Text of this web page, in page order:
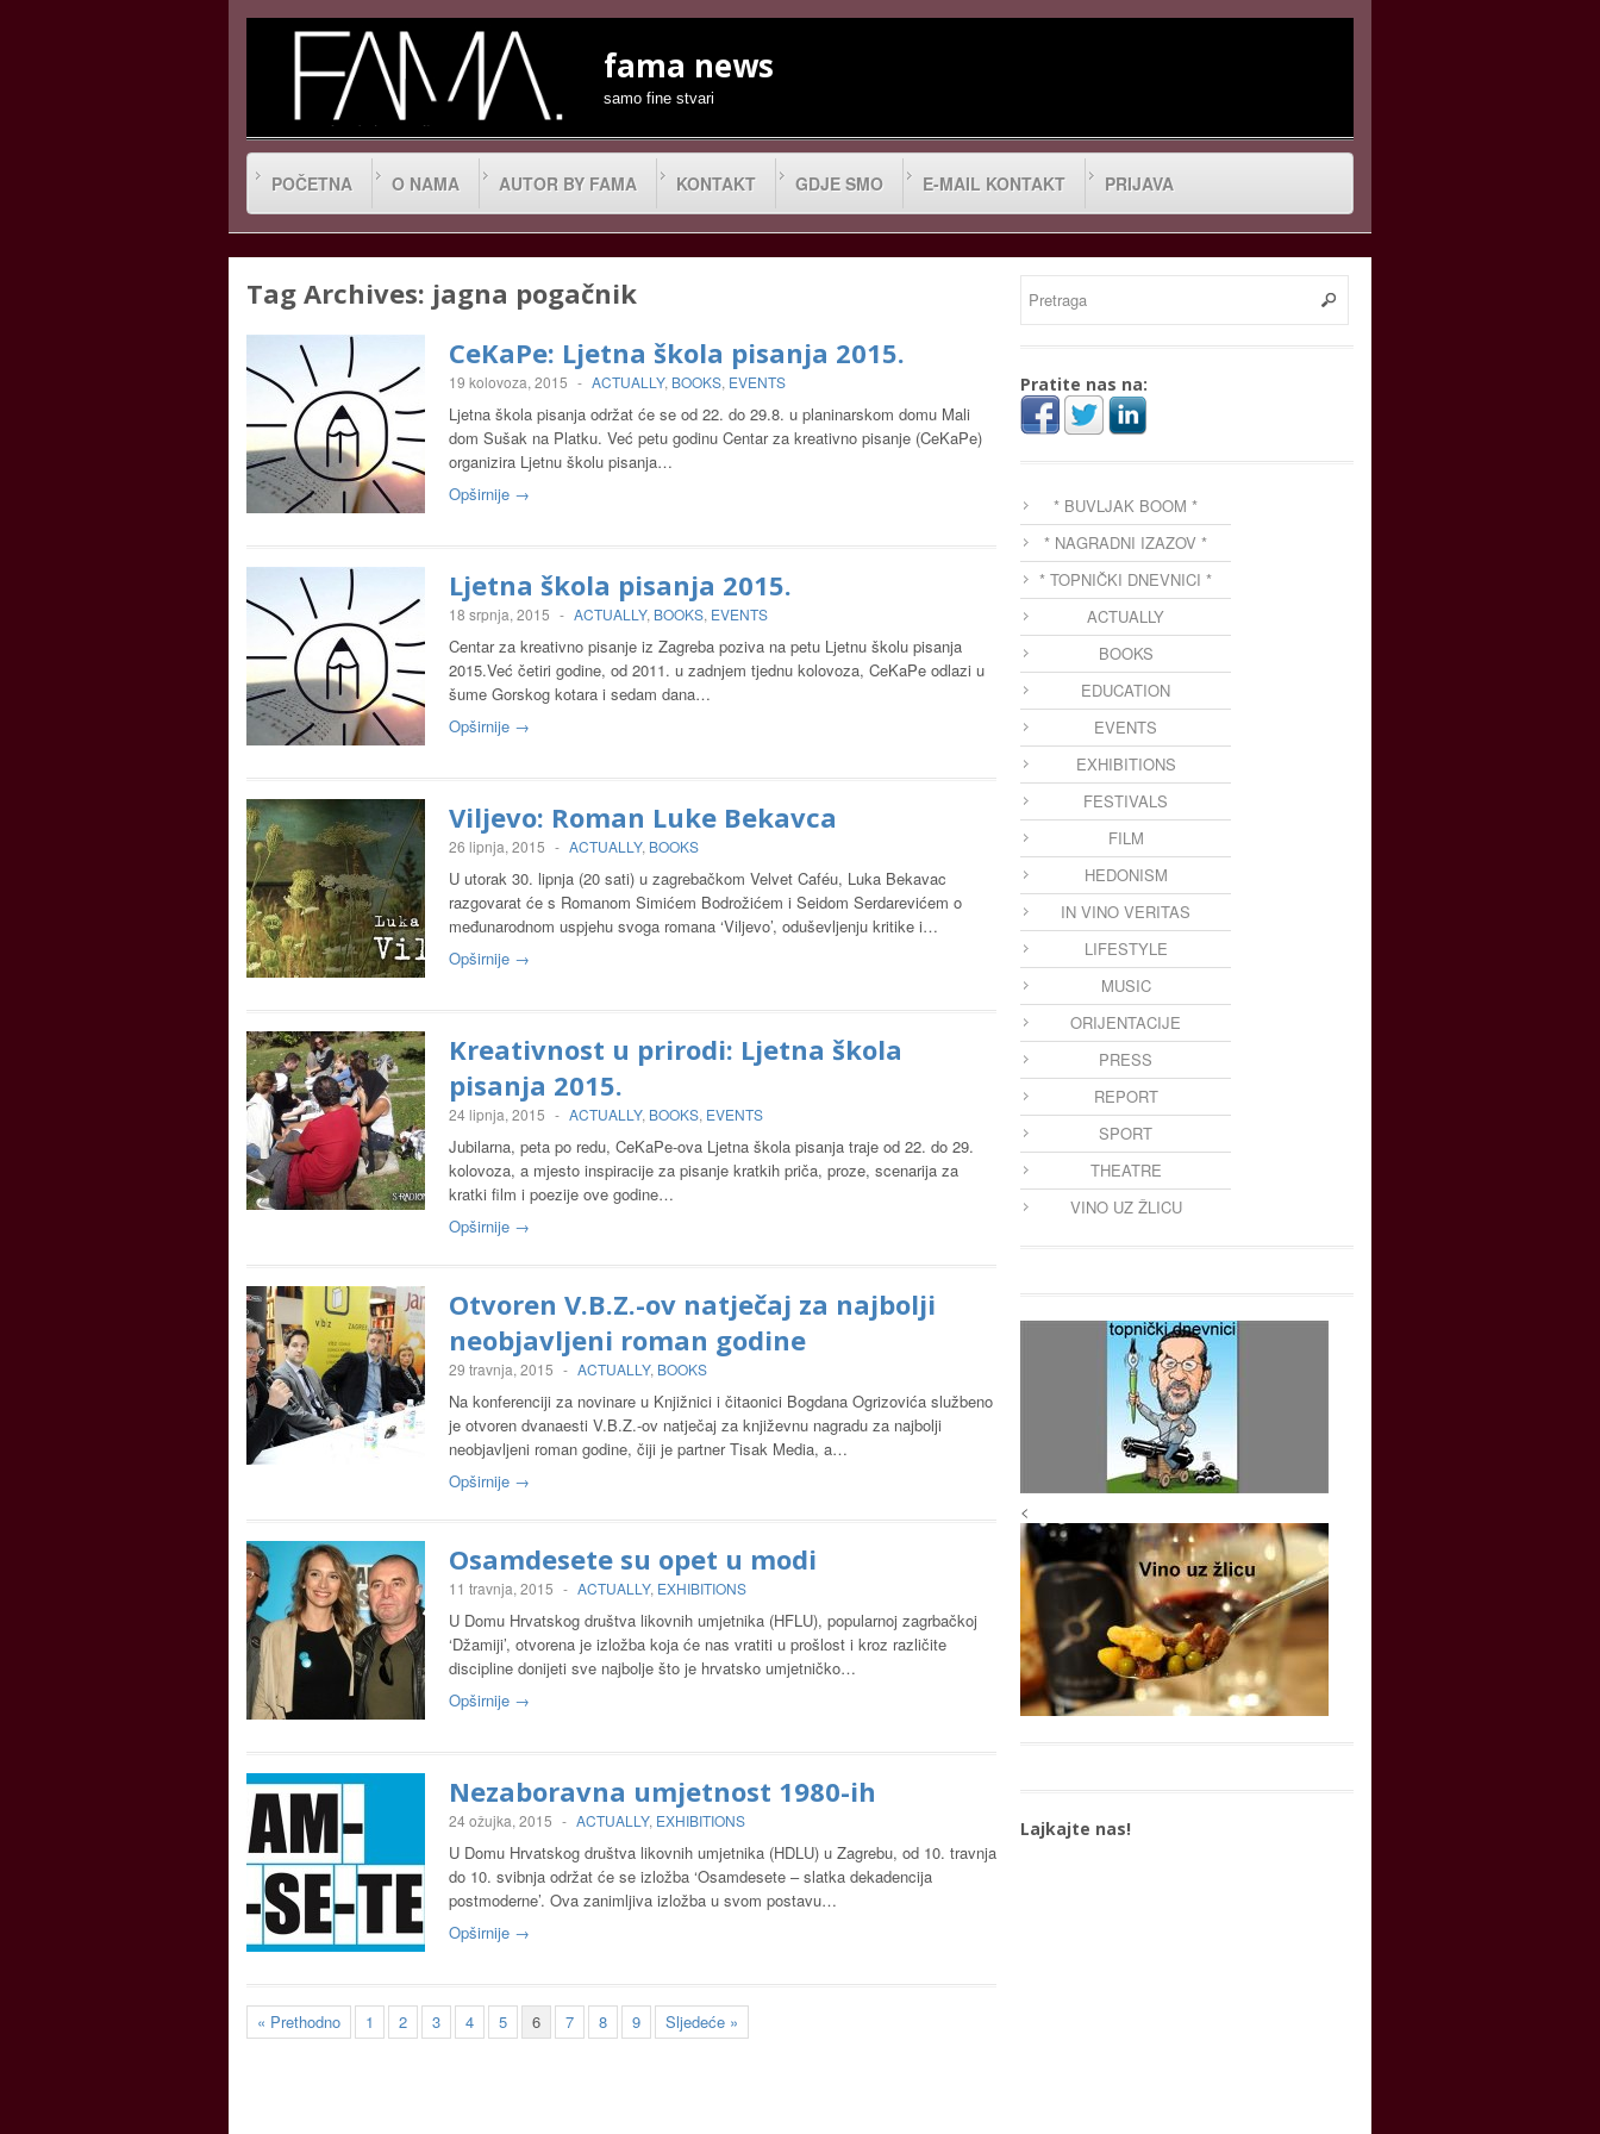
fama news
samo fine stvari
POČETNA O NAMA AUTOR BY FAMA KONTAKT GDJE SMO E-MAIL KONTAKT PRIJAVA
Tag Archives: jagna pogačnik
CeKaPe: Ljetna škola pisanja 2015.
19 kolovoza, 2015 - ACTUALLY, BOOKS, EVENTS
Ljetna škola pisanja održat će se od 22. do 29.8. u planinarskom domu Mali
dom Sušak na Platku. Već petu godinu Centar za kreativno pisanje (CeKaPe)
organizira Ljetnu školu pisanja…
Opširnije →
Ljetna škola pisanja 2015.
18 srpnja, 2015 - ACTUALLY, BOOKS, EVENTS
Centar za kreativno pisanje iz Zagreba poziva na petu Ljetnu školu pisanja
2015.Već četiri godine, od 2011. u zadnjem tjednu kolovoza, CeKaPe odlazi u
šume Gorskog kotara i sedam dana…
Opširnije →
Viljevo: Roman Luke Bekavca
26 lipnja, 2015 - ACTUALLY, BOOKS
U utorak 30. lipnja (20 sati) u zagrebačkom Velvet Caféu, Luka Bekavac
razgovarat će s Romanom Simićem Bodrožićem i Seidom Serdarevićem o
međunarodnom uspjehu svoga romana ‘Viljevo’, oduševljenju kritike i…
Opširnije →
Kreativnost u prirodi: Ljetna škola
pisanja 2015.
24 lipnja, 2015 - ACTUALLY, BOOKS, EVENTS
Jubilarna, peta po redu, CeKaPe-ova Ljetna škola pisanja traje od 22. do 29.
kolovoza, a mjesto inspiracije za pisanje kratkih priča, proze, scenarija za
kratki film i poezije ove godine…
Opširnije →
Otvoren V.B.Z.-ov natječaj za najbolji
neobjavljeni roman godine
29 travnja, 2015 - ACTUALLY, BOOKS
Na konferenciji za novinare u Knjižnici i čitaonici Bogdana Ogrizovića službeno
je otvoren dvanaesti V.B.Z.-ov natječaj za književnu nagradu za najbolji
neobjavljeni roman godine, čiji je partner Tisak Media, a…
Opširnije →
Osamdesete su opet u modi
11 travnja, 2015 - ACTUALLY, EXHIBITIONS
U Domu Hrvatskog društva likovnih umjetnika (HFLU), popularnoj zagrbačkoj
‘Džamiji’, otvorena je izložba koja će nas vratiti u prošlost i kroz različite
discipline donijeti sve najbolje što je hrvatsko umjetničko…
Opširnije →
Nezaboravna umjetnost 1980-ih
24 ožujka, 2015 - ACTUALLY, EXHIBITIONS
U Domu Hrvatskog društva likovnih umjetnika (HDLU) u Zagrebu, od 10. travnja
do 10. svibnja održat će se izložba ‘Osamdesete – slatka dekadencija
postmoderne’. Ova zanimljiva izložba u svom postavu…
Opširnije →
« Prethodno 1 2 3 4 5 6 7 8 9 Sljedeće »
Pratite nas na:
* BUVLJAK BOOM *
* NAGRADNI IZAZOV *
* TOPNIČKI DNEVNICI *
ACTUALLY
BOOKS
EDUCATION
EVENTS
EXHIBITIONS
FESTIVALS
FILM
HEDONISM
IN VINO VERITAS
LIFESTYLE
MUSIC
ORIJENTACIJE
PRESS
REPORT
SPORT
THEATRE
VINO UZ ŽLICU
<
Lajkajte nas!